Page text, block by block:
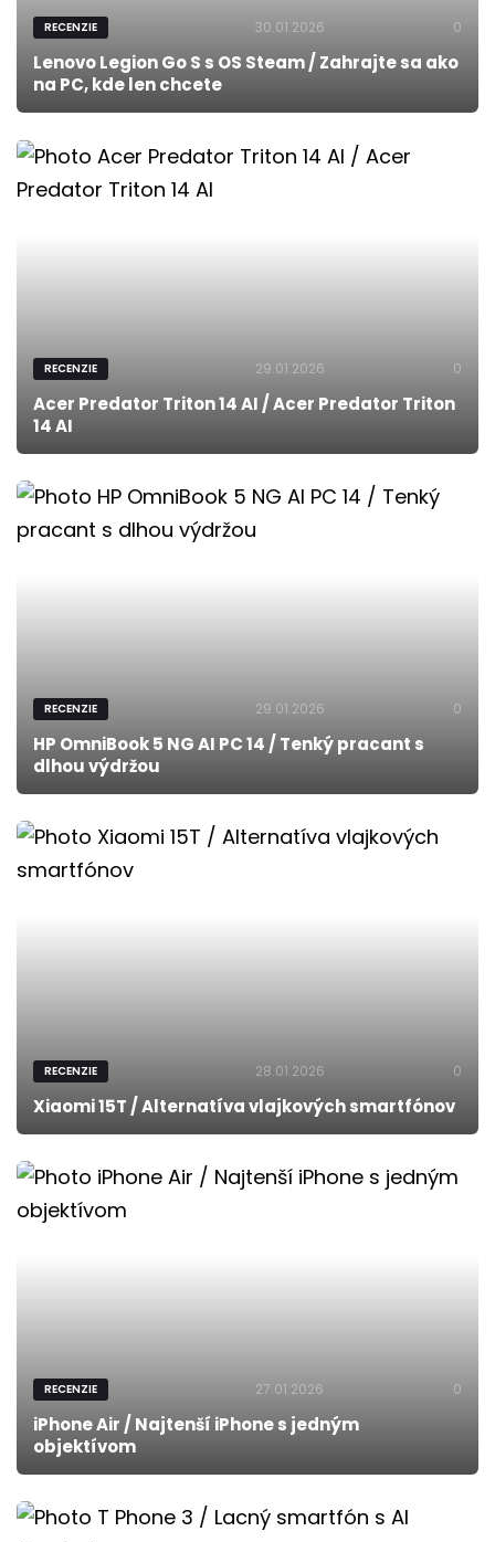
RECENZIE 30.01.2026 0
Lenovo Legion Go S s OS Steam / Zahrajte sa ako
na PC, kde len chcete
RECENZIE 29.01.2026 0
Acer Predator Triton 14 AI / Acer Predator Triton
14 AI
RECENZIE 29.01.2026 0
HP OmniBook 5 NG AI PC 14 / Tenký pracant s
dlhou výdržou
RECENZIE 28.01.2026 0
Xiaomi 15T / Alternatíva vlajkových smartfónov
RECENZIE 27.01.2026 0
iPhone Air / Najtenší iPhone s jedným
objektívom